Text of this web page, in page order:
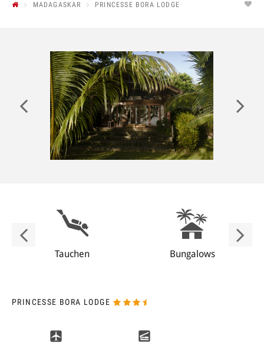
MADAGASKAR PRINCESSE BORA LODGE
Tauchen Bungalows
PRINCESSE BORA LODGE
ANMELDEN